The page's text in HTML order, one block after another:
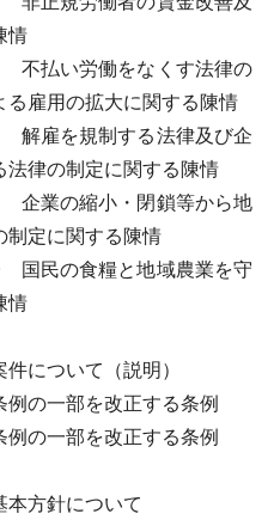
情
い労働をなくす法律の
雇用の拡大に関する陳情
を規制する法律及び企
法律の制定に関する陳情
の縮小・閉鎖等から地
制定に関する陳情
民の食糧と地域農業を守
情
について（説明）
の一部を改正する条例
の一部を改正する条例
方針について